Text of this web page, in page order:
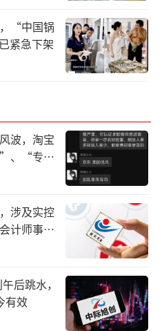
商学院创新创业中心
《新汉服产业网络平台
（以下简称“报告”）
超30倍，2023年已达
现后，汉服的需求量
台已经成为人们购买汉
显示，2024年中国汉
亿元。
服，价格不过一两百
到家，整个流程只有
“中国锅
紧急下架
波，淘宝
”、“专挑
涉及实控
计师事务
后跳水，
有效